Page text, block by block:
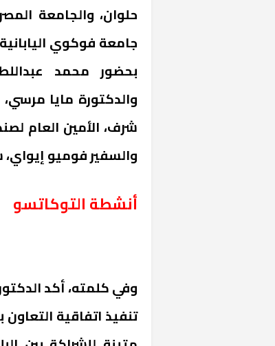
حلوان، والجامعة
بحضور محمد
والدكتورة مايا
شرف، الأمين العام
والسفير فوميو إيواي،
أنشطة التوكاتسو
وفي كلمته، أكد
تنفيذ اتفاقية